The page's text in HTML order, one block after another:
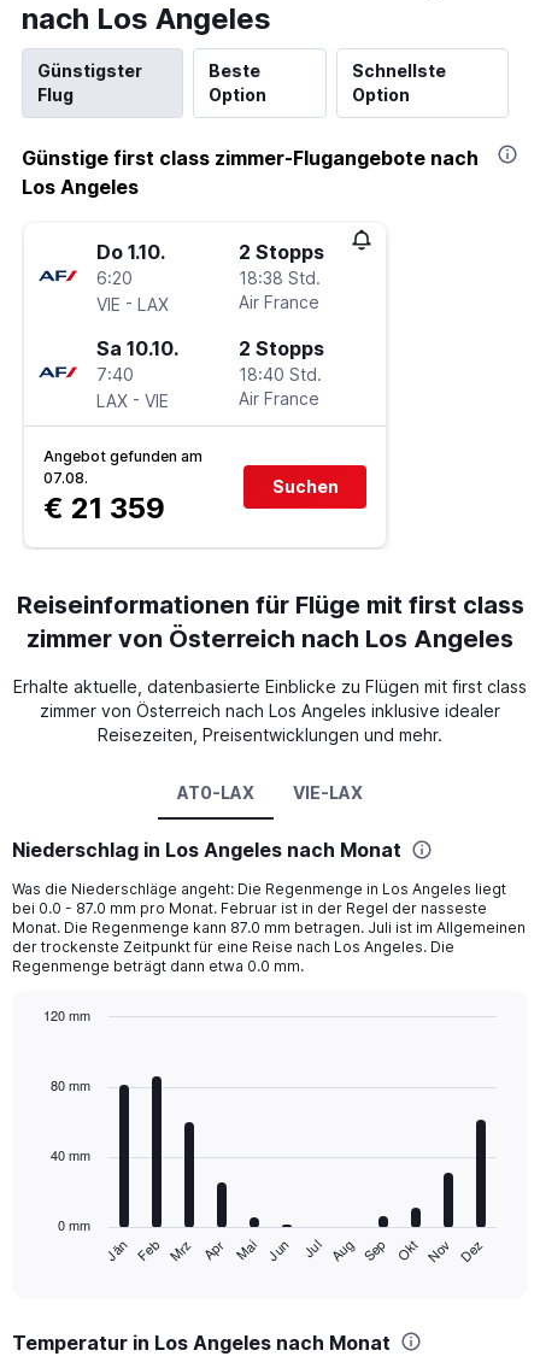
nach Los Angeles
Günstigster
Flug
Beste
Option
Schnellste
Option
Günstige first class zimmer-Flugangebote nach
Los Angeles
Do 1.10.
6:20
VIE - LAX
2 Stopps
18:38 Std.
Air France
Sa 10.10.
7:40
LAX - VIE
2 Stopps
18:40 Std.
Air France
Angebot gefunden am
07.08.
€ 21 359
Suchen
Reiseinformationen für Flüge mit first class
zimmer von Österreich nach Los Angeles
Erhalte aktuelle, datenbasierte Einblicke zu Flügen mit first class
zimmer von Österreich nach Los Angeles inklusive idealer
Reisezeiten, Preisentwicklungen und mehr.
AT0-LAX VIE-LAX
Niederschlag in Los Angeles nach Monat
Was die Niederschläge angeht: Die Regenmenge in Los Angeles liegt
bei 0.0 - 87.0 mm pro Monat. Februar ist in der Regel der nasseste
Monat. Die Regenmenge kann 87.0 mm betragen. Juli ist im Allgemeinen
der trockenste Zeitpunkt für eine Reise nach Los Angeles. Die
Regenmenge beträgt dann etwa 0.0 mm.
with
The
Range:
Jän Feb Mrz Apr Mai Jun Jul Aug Sep Okt Nov Dez
0 mm
40 mm
80 mm
120 mm
Temperatur in Los Angeles nach Monat